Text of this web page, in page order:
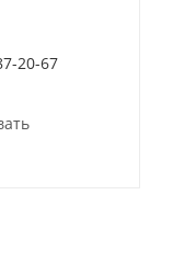
20-67